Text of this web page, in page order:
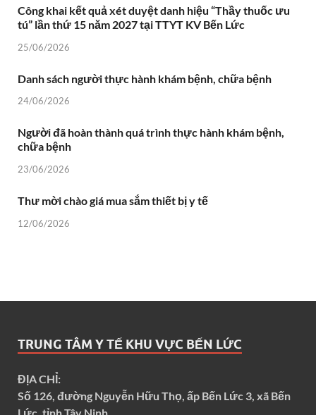
Công khai kết quả xét duyệt danh hiệu “Thầy thuốc ưu
tú” lần thứ 15 năm 2027 tại TTYT KV Bến Lức
25/06/2026
Danh sách người thực hành khám bệnh, chữa bệnh
24/06/2026
Người đã hoàn thành quá trình thực hành khám bệnh,
chữa bệnh
23/06/2026
Thư mời chào giá mua sắm thiết bị y tế
12/06/2026
TRUNG TÂM Y TẾ KHU VỰC BẾN LỨC
ĐỊA CHỈ:
Số 126, đường Nguyễn Hữu Thọ, ấp Bến Lức 3, xã Bến